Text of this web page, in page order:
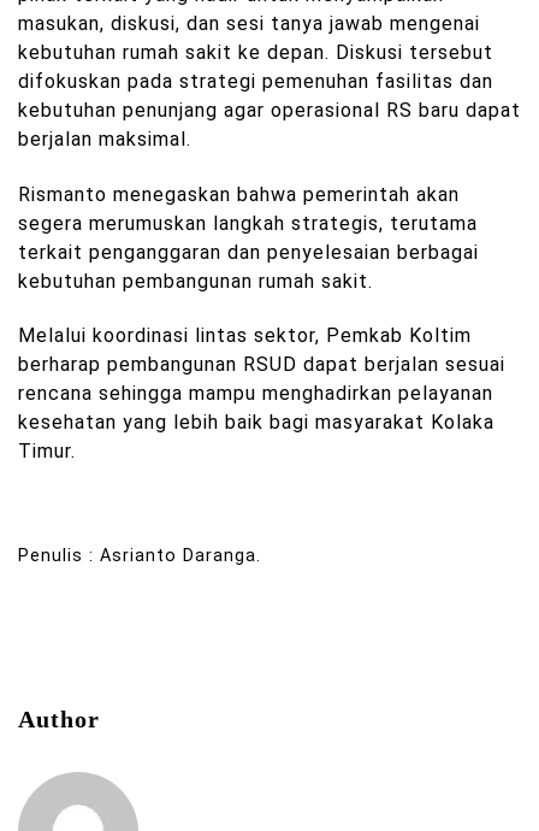
masukan, diskusi, dan sesi tanya jawab mengenai
kebutuhan rumah sakit ke depan. Diskusi tersebut
difokuskan pada strategi pemenuhan fasilitas dan
kebutuhan penunjang agar operasional RS baru dapat
berjalan maksimal.
Rismanto menegaskan bahwa pemerintah akan
segera merumuskan langkah strategis, terutama
terkait penganggaran dan penyelesaian berbagai
kebutuhan pembangunan rumah sakit.
Melalui koordinasi lintas sektor, Pemkab Koltim
berharap pembangunan RSUD dapat berjalan sesuai
rencana sehingga mampu menghadirkan pelayanan
kesehatan yang lebih baik bagi masyarakat Kolaka
Timur.
Penulis : Asrianto Daranga.
Author